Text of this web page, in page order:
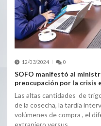
12/03/2024 0
SOFO manifestó al
preocupación por la crisis
Las altas cantidades de
de la cosecha, la tardía
volúmenes de compra , el